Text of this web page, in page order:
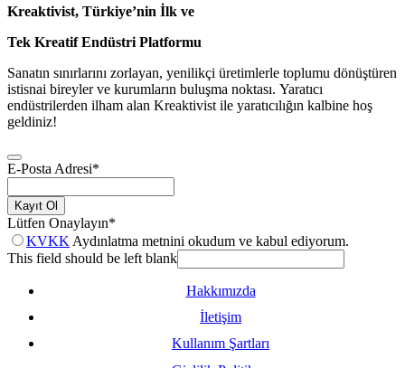
Kreaktivist, Türkiye’nin İlk ve
Tek Kreatif Endüstri Platformu
Sanatın sınırlarını zorlayan, yenilikçi üretimlerle toplumu dönüştüren
istisnai bireyler ve kurumların buluşma noktası. Yaratıcı
endüstrilerden ilham alan Kreaktivist ile yaratıcılığın kalbine hoş
geldiniz!
E-Posta Adresi*
Kayıt Ol
Lütfen Onaylayın*
KVKK Aydınlatma metnini okudum ve kabul ediyorum.
This field should be left blank
Hakkımızda
İletişim
Kullanım Şartları